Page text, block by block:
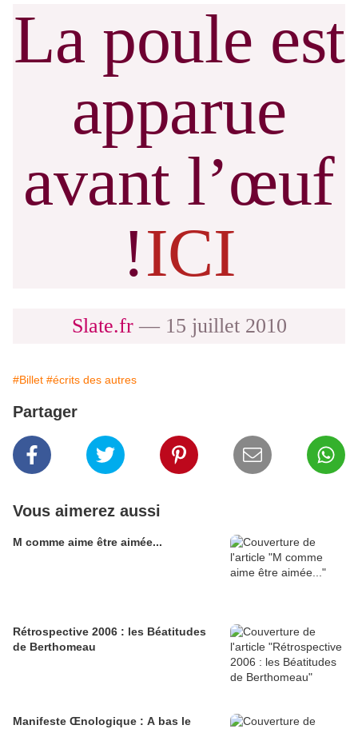
La poule est
apparue
avant l’œuf
!ICI
Slate.fr — 15 juillet 2010
#Billet #écrits des autres
Partager
Vous aimerez aussi
M comme aime être aimée...
Rétrospective 2006 : les Béatitudes
de Berthomeau
Manifeste Œnologique : A bas le